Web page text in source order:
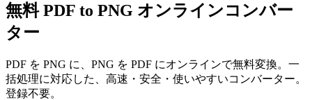
無料 PDF to PNG オンラインコンバー
ター
PDF を PNG に、PNG を PDF にオンラインで無料変換。一
括処理に対応した、高速・安全・使いやすいコンバーター。
登録不要。